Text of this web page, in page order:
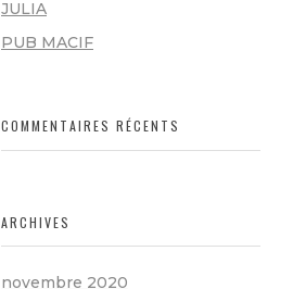
JULIA
PUB MACIF
COMMENTAIRES RÉCENTS
ARCHIVES
novembre 2020